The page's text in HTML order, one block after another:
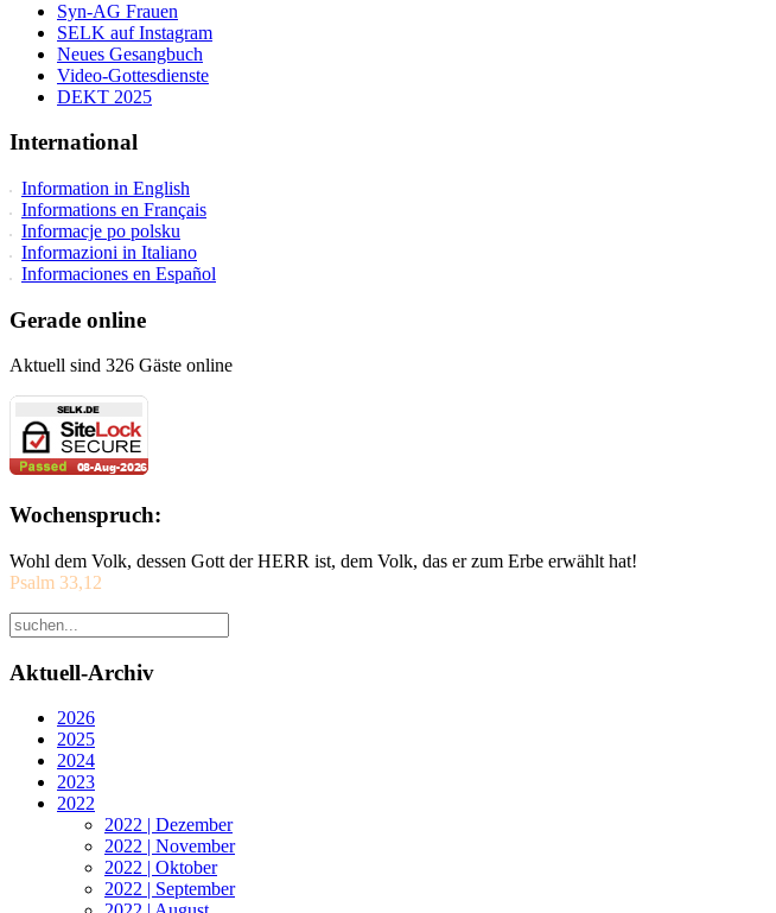
Syn-AG Frauen
SELK auf Instagram
Neues Gesangbuch
Video-Gottesdienste
DEKT 2025
International
Information in English
Informations en Français
Informacje po polsku
Informazioni in Italiano
Informaciones en Español
Gerade online
Aktuell sind 326 Gäste online
Wochenspruch:
Wohl dem Volk, dessen Gott der HERR ist, dem Volk, das er zum Erbe erwählt hat!
Psalm 33,12
Aktuell-Archiv
2026
2025
2024
2023
2022
2022 | Dezember
2022 | November
2022 | Oktober
2022 | September